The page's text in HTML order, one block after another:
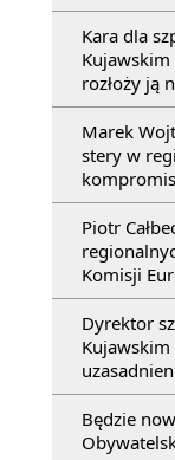
Kara dla
Kujawskim
rozłoży ją
Marek
stery w
Piotr
Komisji
Dyrektor
Kujawskim
Będzie